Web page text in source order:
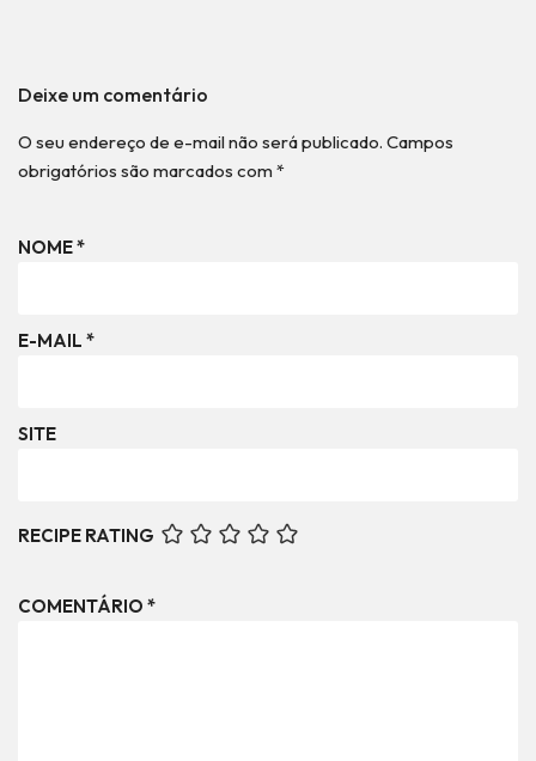
Deixe um comentário
O seu endereço de e-mail não será publicado. Campos
obrigatórios são marcados com *
NOME*
E-MAIL *
SITE
RECIPE RATING
COMENTÁRIO *